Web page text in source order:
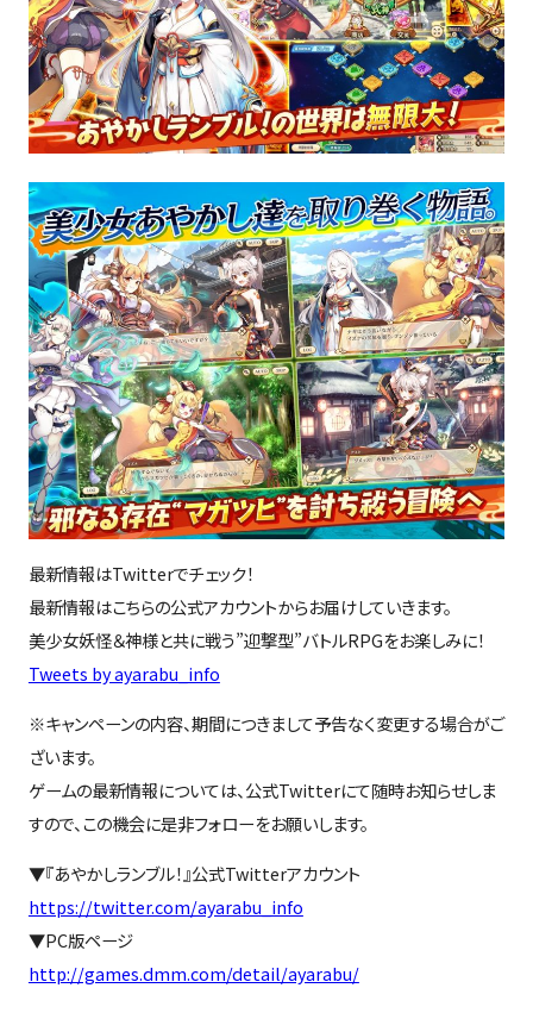
最新情報はTwitterでチェック！
最新情報はこちらの公式アカウントからお届けしていきます。
美少女妖怪＆神様と共に戦う”迎撃型”バトルRPGをお楽しみに！
Tweets by ayarabu_info
※キャンペーンの内容、期間につきまして予告なく変更する場合がご
ざいます。
ゲームの最新情報については、公式Twitterにて随時お知らせしま
すので、この機会に是非フォローをお願いします。
▼『あやかしランブル！』公式Twitterアカウント
https://twitter.com/ayarabu_info
▼PC版ページ
http://games.dmm.com/detail/ayarabu/